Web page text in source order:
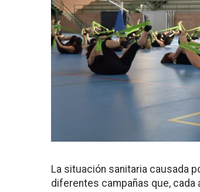
La situación sanitaria causada
diferentes campañas que, cada